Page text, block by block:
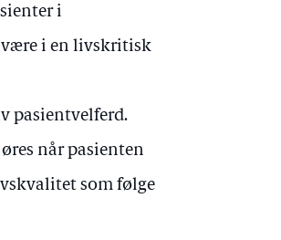
i
være i en livskritisk
pasientvelferd.
når pasienten
som følge